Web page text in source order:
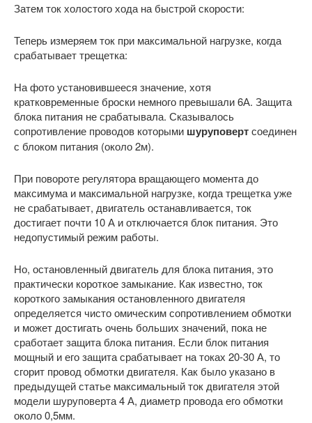
Затем ток холостого хода на быстрой скорости:
Теперь измеряем ток при максимальной нагрузке, когда
срабатывает трещетка:
На фото установившееся значение, хотя
кратковременные броски немного превышали 6А. Защита
блока питания не срабатывала. Сказывалось
сопротивление проводов которыми шуруповертсоединен
с блоком питания (около 2м).
При повороте регулятора вращающего момента до
максимума и максимальной нагрузке, когда трещетка уже
не срабатывает, двигатель останавливается, ток
достигает почти 10 А и отключается блок питания. Это
недопустимый режим работы.
Но, остановленный двигатель для блока питания, это
практически короткое замыкание. Как известно, ток
короткого замыкания остановленного двигателя
определяется чисто омическим сопротивлением обмотки
и может достигать очень больших значений, пока не
сработает защита блока питания. Если блок питания
мощный и его защита срабатывает на токах 20-30 А, то
сгорит провод обмотки двигателя. Как было указано в
предыдущей статье максимальный ток двигателя этой
модели шуруповерта 4 А, диаметр провода его обмотки
около 0,5мм.